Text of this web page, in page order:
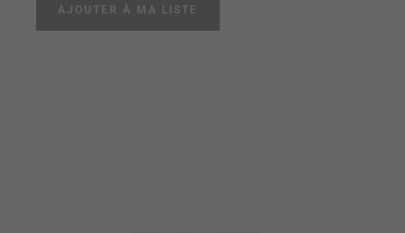
AJOUTER À MA LISTE